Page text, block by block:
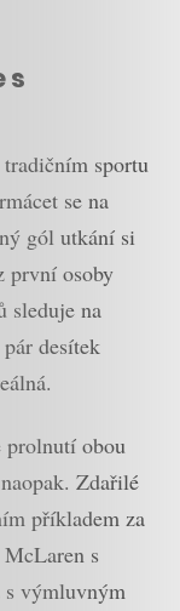
s
sportu
se na
gól utkání si
první osoby
sleduje na
desítek
prolnutí obou
Zdařilé
příkladem za
s
s výmluvným